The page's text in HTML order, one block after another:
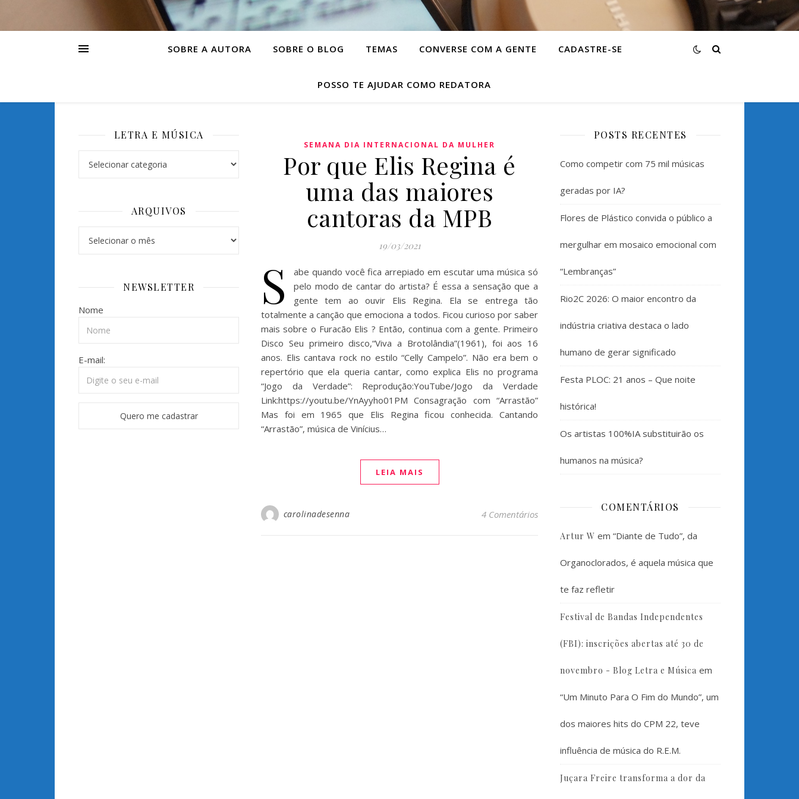
SOBRE A AUTORA SOBRE O BLOG TEMAS CONVERSE COM A GENTE CADASTRE-SE
POSSO TE AJUDAR COMO REDATORA
LETRA E MÚSICA
ARQUIVOS
NEWSLETTER
Nome
E-mail:
SEMANA DIA INTERNACIONAL DA MULHER
Por que Elis Regina é
uma das maiores
cantoras da MPB
19/03/2021
S
abe quando você fica arrepiado em escutar uma música só
pelo modo de cantar do artista? É essa a sensação que a
gente tem ao ouvir Elis Regina. Ela se entrega tão
totalmente a canção que emociona a todos. Ficou curioso por saber
mais sobre o Furacão Elis ? Então, continua com a gente. Primeiro
Disco Seu primeiro disco,“Viva a Brotolândia”(1961), foi aos 16
anos. Elis cantava rock no estilo “Celly Campelo”. Não era bem o
repertório que ela queria cantar, como explica Elis no programa
“Jogo da Verdade”: Reprodução:YouTube/Jogo da Verdade
Link:https://youtu.be/YnAyyho01PM Consagração com “Arrastão”
Mas foi em 1965 que Elis Regina ficou conhecida. Cantando
“Arrastão”, música de Vinícius…
LEIA MAIS
carolinadesenna 4 Comentários
POSTS RECENTES
Como competir com 75 mil músicas
geradas por IA?
Flores de Plástico convida o público a
mergulhar em mosaico emocional com
“Lembranças”
Rio2C 2026: O maior encontro da
indústria criativa destaca o lado
humano de gerar significado
Festa PLOC: 21 anos – Que noite
histórica!
Os artistas 100%IA substituirão os
humanos na música?
COMENTÁRIOS
Artur W em “Diante de Tudo”, da
Organoclorados, é aquela música que
te faz refletir
Festival de Bandas Independentes
(FBI): inscrições abertas até 30 de
novembro - Blog Letra e Música em
“Um Minuto Para O Fim do Mundo”, um
dos maiores hits do CPM 22, teve
influência de música do R.E.M.
Juçara Freire transforma a dor da